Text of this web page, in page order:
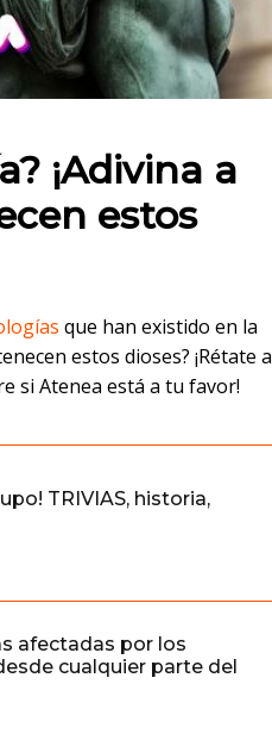
¡Adivina a
estos
que han existido en la
estos dioses? ¡Rétate a
si Atenea está a tu favor!
TRIVIAS, historia,
afectadas por los
cualquier parte del